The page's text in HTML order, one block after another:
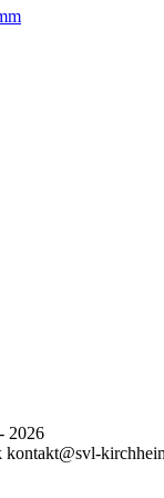
2026
kontakt@svl-